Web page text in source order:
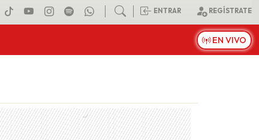
ENTRAR REGÍSTRATE
EN VIVO